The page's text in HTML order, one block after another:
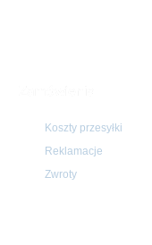
Koszty przesyłki
Reklamacje
Zwroty